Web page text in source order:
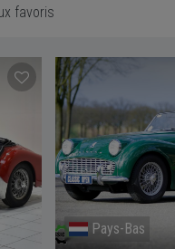
favoris
Pays-Bas